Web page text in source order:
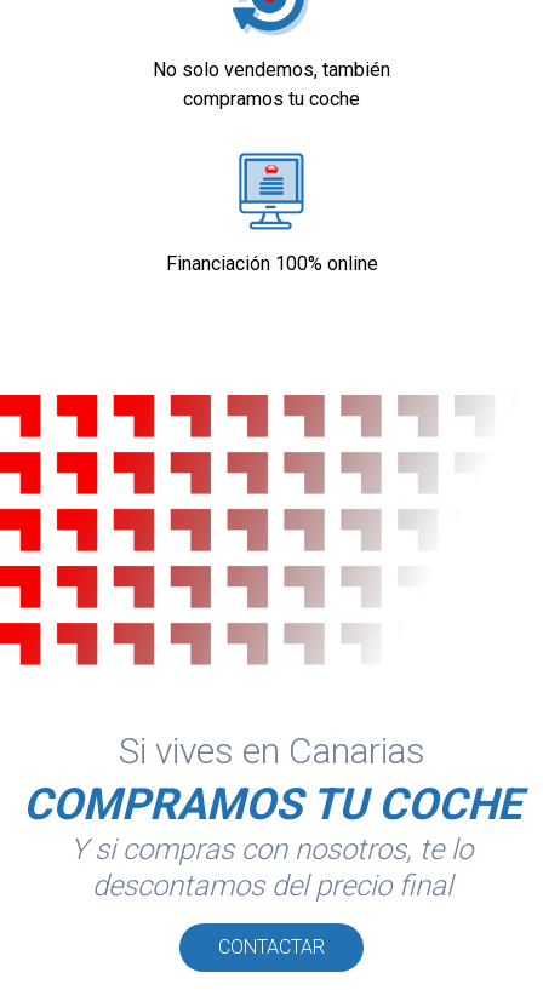
No solo vendemos, también
compramos tu coche
Financiación 100% online
Si vives en Canarias
COMPRAMOS TU COCHE
Y si compras con nosotros, te lo
descontamos del precio final
CONTACTAR